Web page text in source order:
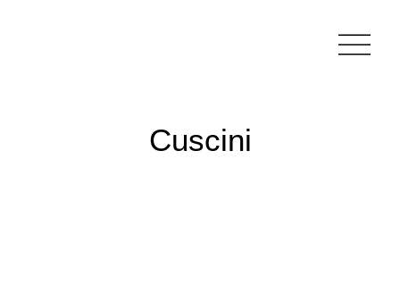
Cuscini